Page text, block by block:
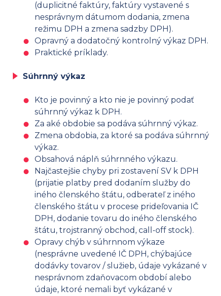
(duplicitné faktúry, faktúry vystavené s
nesprávnym dátumom dodania, zmena
režimu DPH a zmena sadzby DPH).
Opravný a dodatočný kontrolný výkaz DPH.
Praktické príklady.
Súhrnný výkaz
Kto je povinný a kto nie je povinný podať
súhrnný výkaz k DPH.
Za aké obdobie sa podáva súhrnný výkaz.
Zmena obdobia, za ktoré sa podáva súhrnný
výkaz.
Obsahová náplň súhrnného výkazu.
Najčastejšie chyby pri zostavení SV k DPH
(prijatie platby pred dodaním služby do
iného členského štátu, odberateľ z iného
členského štátu v procese prideľovania IČ
DPH, dodanie tovaru do iného členského
štátu, trojstranný obchod, call-off stock).
Opravy chýb v súhrnnom výkaze
(nesprávne uvedené IČ DPH, chýbajúce
dodávky tovarov / služieb, údaje vykázané v
nesprávnom zdaňovacom období alebo
údaje, ktoré nemali byť vykázané v